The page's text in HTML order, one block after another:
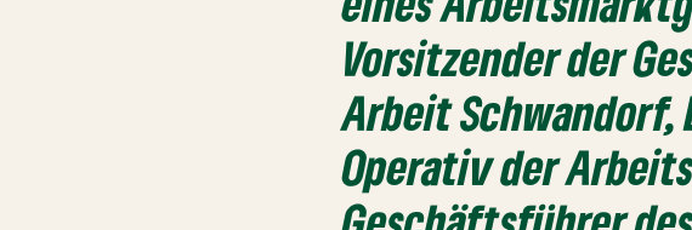
Vorsitzender der
Arbeit Schwandorf,
Operativ der